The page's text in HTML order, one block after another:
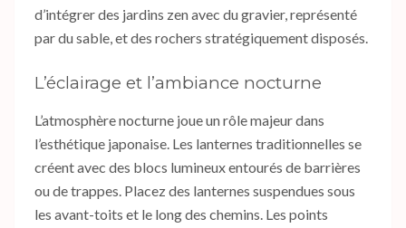
d’intégrer des jardins zen avec du gravier, représenté
par du sable, et des rochers stratégiquement disposés.
L’éclairage et l’ambiance nocturne
L’atmosphère nocturne joue un rôle majeur dans
l’esthétique japonaise. Les lanternes traditionnelles se
créent avec des blocs lumineux entourés de barrières
ou de trappes. Placez des lanternes suspendues sous
les avant-toits et le long des chemins. Les points